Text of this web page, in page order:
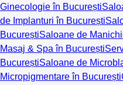
Ginecologie în București
de Implanturi în București
BucureștiSaloane de
Masaj & Spa în București
BucureștiSaloane de
Micropigmentare în București